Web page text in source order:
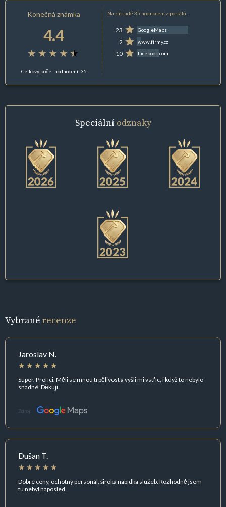
Konečná známka
4.4
Celkový počet hodnocení: 35
Na základě 35 hodnocení z portálů:
23 GoogleMaps
2 www.firmy.cz
10 facebook.com
Speciální odznaky
Vybrané recenze
Jaroslav N.
Super. Profíci. Měli se mnou trpělivost a vyšli mi vstříc, i když to nebylo
snadné. Děkuji.
Zdroj:
Dušan T.
Dobré ceny, ochotný personál, široká nabídka služeb. Rozhodně jsem
tu nebyl naposled.